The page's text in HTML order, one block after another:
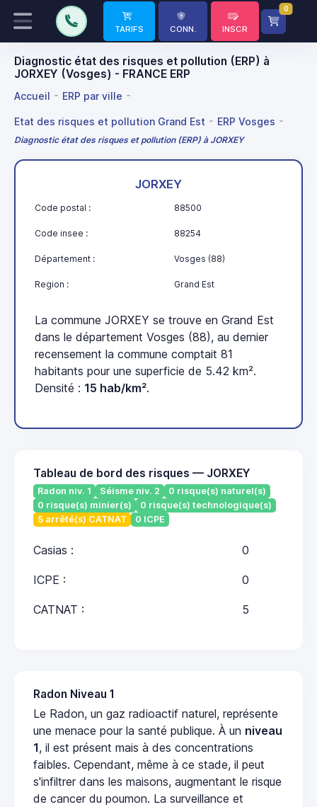
TARIFS CONN. INSCR
0
Diagnostic état des risques et pollution (ERP) à
JORXEY (Vosges) - FRANCE ERP
Accueil ERP par ville
Etat des risques et pollution Grand Est ERP Vosges
Diagnostic état des risques et pollution (ERP) à JORXEY
JORXEY
Code postal : 88500
Code insee : 88254
Département : Vosges (88)
Region : Grand Est
La commune JORXEY se trouve en Grand Est
dans le département Vosges (88), au dernier
recensement la commune comptait 81
habitants pour une superficie de 5.42 km².
Densité : 15 hab/km².
Tableau de bord des risques — JORXEY
Radon niv. 1 Séisme niv. 2
0 risque(s) naturel(s)
0 risque(s) minier(s)
0 risque(s) technologique(s)
5 arrêté(s) CATNAT
0 ICPE
Casias : 0
ICPE : 0
CATNAT : 5
Radon Niveau 1
Le Radon, un gaz radioactif naturel, représente
une menace pour la santé publique. À un niveau
1, il est présent mais à des concentrations
faibles. Cependant, même à ce stade, il peut
s'infiltrer dans les maisons, augmentant le risque
de cancer du poumon. La surveillance et